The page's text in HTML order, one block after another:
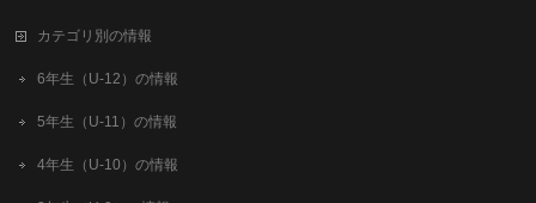
カテゴリ別の情報
6年生（U-12）の情報
5年生（U-11）の情報
4年生（U-10）の情報